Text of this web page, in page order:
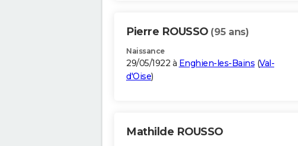
Pierre ROUSSO (95 ans)
Naissance
29/05/1922 à Enghien-les-Bains (Val-
d'Oise)
Mathilde ROUSSO